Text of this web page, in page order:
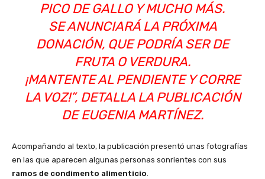
PICO DE GALLO Y MUCHO MÁS.
SE ANUNCIARÁ LA PRÓXIMA
DONACIÓN, QUE PODRÍA SER DE
FRUTA O VERDURA.
¡MANTENTE AL PENDIENTE Y CORRE
LA VOZ!”, DETALLA LA PUBLICACIÓN
DE EUGENIA MARTÍNEZ.
Acompañando al texto, la publicación presentó unas fotografías
en las que aparecen algunas personas sonrientes con sus
ramos de condimento alimenticio.